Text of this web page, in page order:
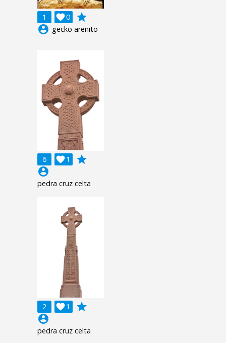
1 0

grade
account_circle gecko arenito
6 1

grade
account_circle
pedra cruz celta
2 1

grade
account_circle
pedra cruz celta